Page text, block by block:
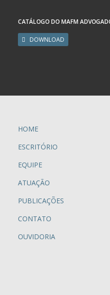
CATÁLOGO DO MAFM
DOWNLOAD
HOME
ESCRITÓRIO
EQUIPE
ATUAÇÃO
PUBLICAÇÕES
CONTATO
OUVIDORIA